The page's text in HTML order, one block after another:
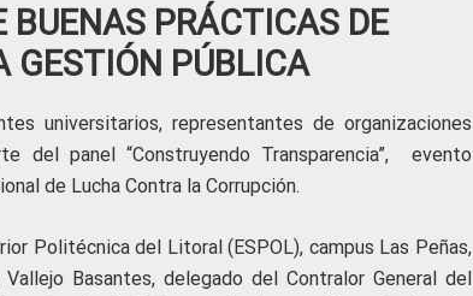
BUENAS PRÁCTICAS DE
GESTIÓN PÚBLICA
universitarios, representantes de organizaciones
del panel “Construyendo Transparencia”, evento
de Lucha Contra la Corrupción.
Politécnica del Litoral (ESPOL), campus Las Peñas,
Basantes, delegado del Contralor General del